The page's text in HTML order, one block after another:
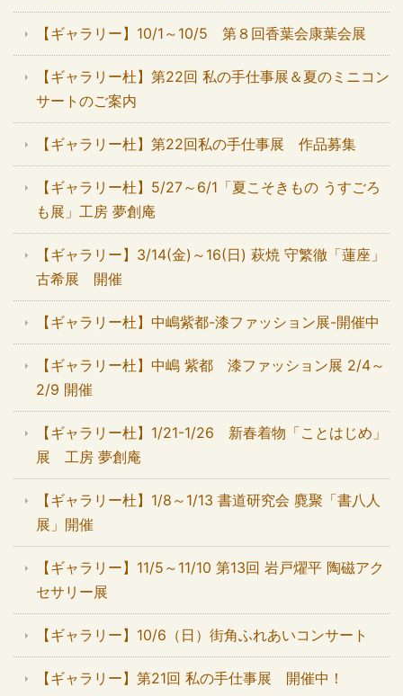
【ギャラリー】10/1～10/5 第８回香葉会康葉会展
【ギャラリー杜】第22回 私の手仕事展＆夏のミニコン
サートのご案内
【ギャラリー杜】第22回私の手仕事展 作品募集
【ギャラリー杜】5/27～6/1「夏こそきもの うすごろ
も展」工房 夢創庵
【ギャラリー】3/14(金)～16(日) 萩焼 守繁徹「蓮座」
古希展 開催
【ギャラリー杜】中嶋紫都-漆ファッション展-開催中
【ギャラリー杜】中嶋 紫都 漆ファッション展 2/4～
2/9 開催
【ギャラリー杜】1/21-1/26 新春着物「ことはじめ」
展 工房 夢創庵
【ギャラリー杜】1/8～1/13 書道研究会 麑聚「書八人
展」開催
【ギャラリー】11/5～11/10 第13回 岩戸燿平 陶磁アク
セサリー展
【ギャラリー】10/6（日）街角ふれあいコンサート
【ギャラリー】第21回 私の手仕事展 開催中！